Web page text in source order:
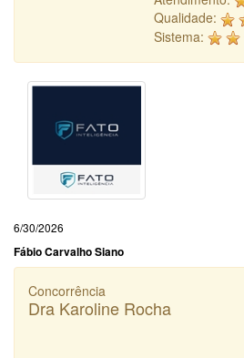
Qualidade:
Sistema:
6/30/2026
Fábio Carvalho Siano
Concorrência
Dra Karoline Rocha